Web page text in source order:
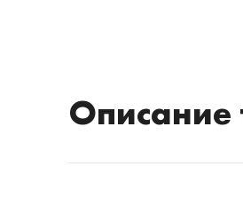
Описание